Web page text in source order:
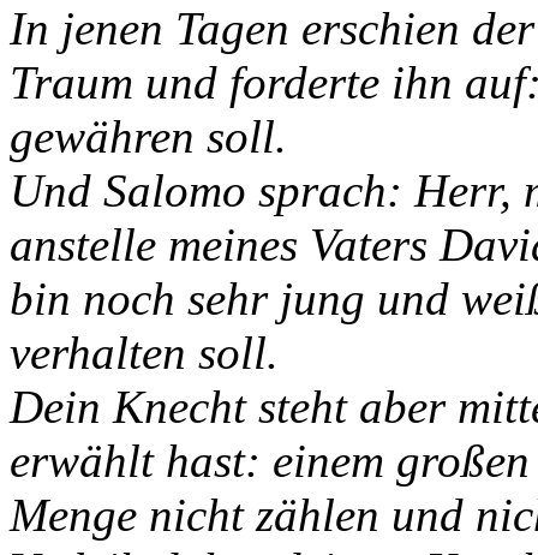
In jenen Tagen erschien
Traum und forderte ihn
gewähren soll.
Und Salomo sprach: Herr,
anstelle meines Vaters
bin noch sehr jung und
verhalten soll.
Dein Knecht steht aber
erwählt hast: einem
Menge nicht zählen und